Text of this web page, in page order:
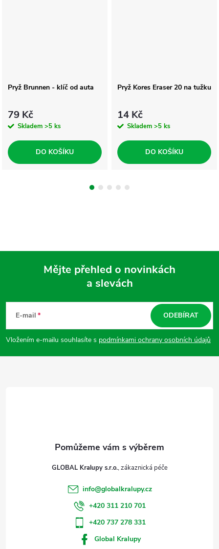
Pryž Brunnen - klíč od auta
79 Kč
Skladem >5 ks
DO KOŠÍKU
Pryž Kores Eraser 20 na tužku
14 Kč
Skladem >5 ks
DO KOŠÍKU
p
a
Mějte přehled o novinkách
a slevách
E-mail
Vložením e-mailu souhlasíte s podmínkami ochrany osobních údajů
ODEBÍRAT
GLOBAL Kralupy s.r.o.
info@globalkralupy.cz
+420 311 210 701
+420 737 278 331
Global Kralupy